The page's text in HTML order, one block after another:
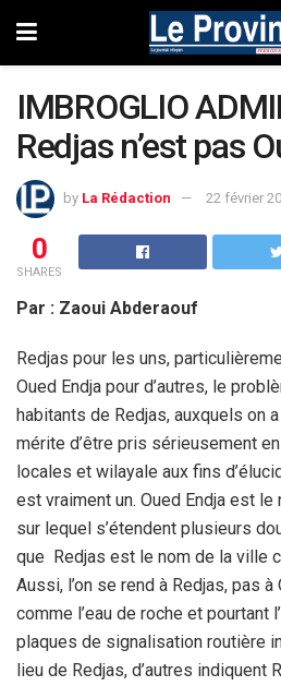
IMBROGLIO
Redjas n’est pas
by La Rédaction 22 février
0
SHARES
Par : Zaoui Abderaouf
Redjas pour les uns,
Oued Endja pour d’autres, le
habitants de Redjas, auxquels on
mérite d’être pris sérieusement
locales et wilayale aux fins
est vraiment un. Oued Endja est
sur lequel s’étendent plusieurs
que Redjas est le nom de la ville
Aussi, l’on se rend à Redjas, pas à
comme l’eau de roche et pourtant
plaques de signalisation routière
lieu de Redjas, d’autres indiquent